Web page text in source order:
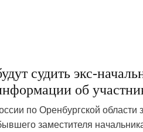
судить экс-
об
по Оренбургской области
заместителя